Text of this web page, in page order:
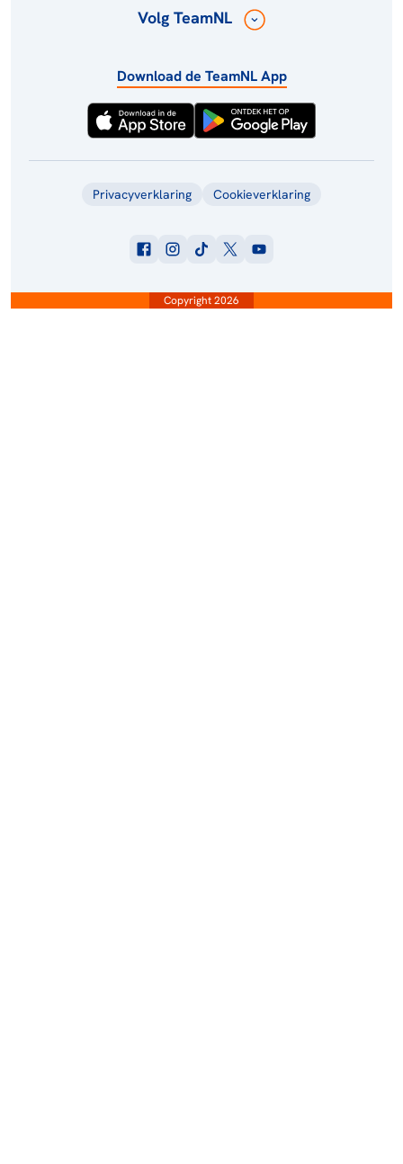
Volg TeamNL
Download de TeamNL App
Privacyverklaring Cookieverklaring
Copyright 2026